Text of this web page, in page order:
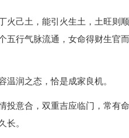
己土，能引火生土，土旺则
五行气脉流通，女命得财生官
润之态，恰是成家良机。
投意合，双重吉应临门，常有
长。